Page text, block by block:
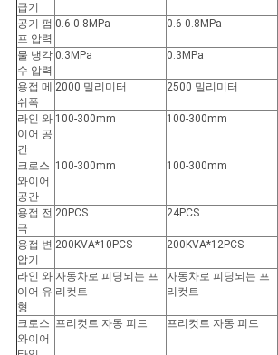
급기
공기 펌
프 압력
0.6-0.8MPa 0.6-0.8MPa
물 냉각
수 압력
0.3MPa 0.3MPa
용접 메
쉬폭
2000 밀리미터 2500 밀리미터
라인 와
이어 공
간
100-300mm 100-300mm
크로스
와이어
공간
100-300mm 100-300mm
용접 전
극
20PCS 24PCS
용접 변
압기
200KVA*10PCS 200KVA*12PCS
라인 와
이어 유
형
자동차로 피딩되는 프
리컷트
자동차로 피딩되는 프
리컷트
크로스
와이어
프리컷트 자동 피드 프리컷트 자동 피드